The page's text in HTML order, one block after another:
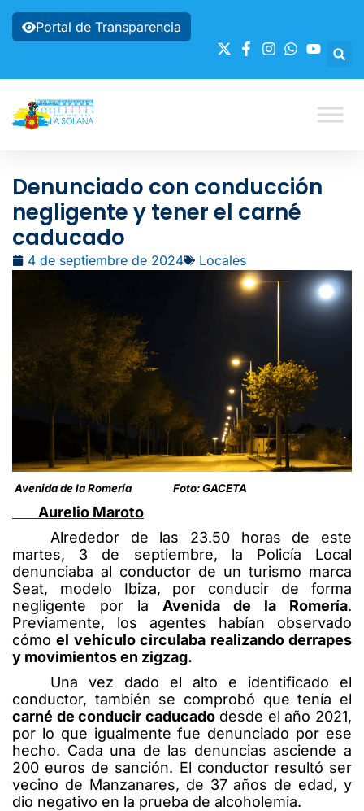
Portal de Transparencia
Denunciado con conducción
negligente y tener el carné
caducado
4 de septiembre de 2024 Locales
Avenida de la Romería Foto: GACETA
Aurelio Maroto
Alrededor de las 23.50 horas de este
martes, 3 de septiembre, la Policía Local
denunciaba al conductor de un turismo marca
Seat, modelo Ibiza, por conducir de forma
negligente por la Avenida de la Romería.
Previamente, los agentes habían observado
cómoel vehículo circulaba realizando derrapes
y movimientos en zigzag.
Una vez dado el alto e identificado el
conductor, también se comprobó que tenía el
carné de conducir caducadodesde el año 2021,
por lo que igualmente fue denunciado por ese
hecho. Cada una de las denuncias asciende a
200 euros de sanción. El conductor resultó ser
vecino de Manzanares, de 37 años de edad, y
dio negativo en la prueba de alcoholemia.